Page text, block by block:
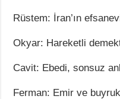
Rüstem: İran’ın
Okyar: Hareketli
Cavit: Ebedi, sonsuz
Ferman: Emir ve buyruk